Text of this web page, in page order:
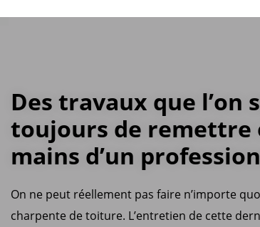
Des travaux que l’on
toujours de remettre
mains d’un
On ne peut réellement pas faire n’importe
charpente de toiture. L’entretien de cette